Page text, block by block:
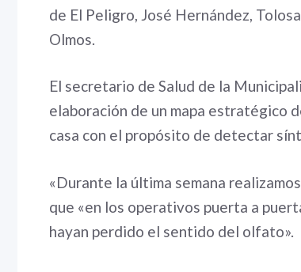
de El Peligro, José Hernández,
Olmos.
El secretario de Salud de la
elaboración de un mapa estratégico
casa con el propósito de detectar
«Durante la última semana
que «en los operativos puerta a
hayan perdido el sentido del olfato».